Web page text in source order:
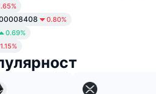
0.80%
0.69%
1.15%